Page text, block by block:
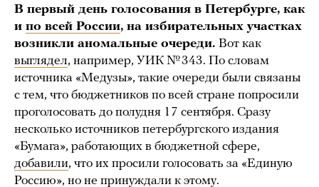
В первый день голосования в Петербурге, как
и по всей России, на избирательных участках
возникли аномальные очереди. Вот как
выглядел, например, УИК № 343. По словам
источника «Медузы», такие очереди были связаны
с тем, что бюджетников по всей стране попросили
проголосовать до полудня 17 сентября. Сразу
несколько источников петербургского издания
«Бумага», работающих в бюджетной сфере,
добавили, что их просили голосовать за «Единую
Россию», но не принуждали к этому.